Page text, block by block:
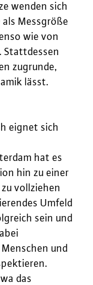
wenden sich
Messgröße
wie von
Stattdessen
zugrunde,
lässt.
eignet sich
hat es
hin zu einer
vollziehen
Umfeld
sein und
und
das